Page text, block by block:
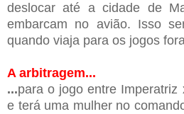
deslocar até a cidade de
embarcam no avião. Isso
quando viaja para os jogos
A arbitragem...
...para o jogo entre
e terá uma mulher no